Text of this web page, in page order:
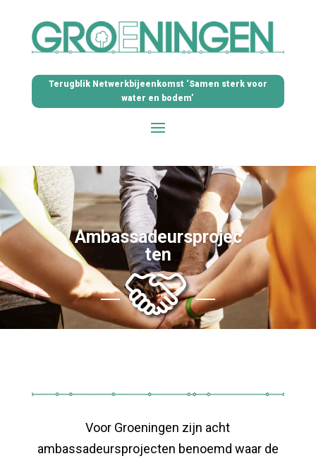
Terugblik Netwerkbijeenkomst ‘Samen sterk voor
water en bodem’
Ambassadeursprojec
ten
Voor Groeningen zijn acht
ambassadeursprojecten benoemd waar de